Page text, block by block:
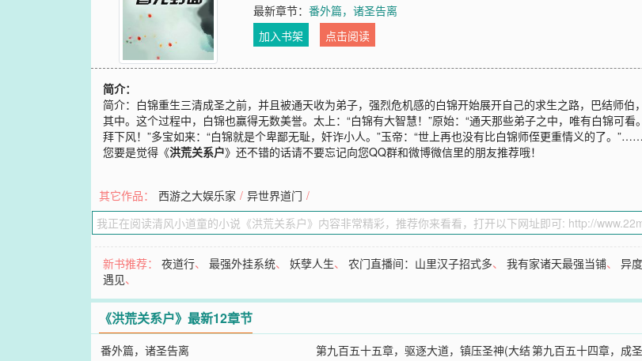
最新章节：番外篇，诸圣告离
加入书架
点击阅读
简介：
简介：白锦重生三清成圣之前，并且被通天收为弟子，强烈危机感的白锦开始展开自己的求生之路，巴结师
其中。这个过程中，白锦也赢得无数美誉。太上：“白锦有大智慧！”原始：“通天那些弟子之中，唯有白锦可
拜下风！”多宝如来：“白锦就是个卑鄙无耻，奸诈小人。”玉帝：“世上再也没有比白锦师侄更重情义的了。
您要是觉得《洪荒关系户》还不错的话请不要忘记向您QQ群和微博微信里的朋友推荐哦！
其它作品： 西游之大娱乐家 / 异世界道门 /
新书推荐：夜道行、最强外挂系统、妖孽人生、农门直播间：山里汉子招式多、我有家诸天最强当铺、异
遇见、
《洪荒关系户》最新12章节
番外篇，诸圣告离
第九百五十五章，驱逐大道，镇压圣神(大结第九百五十四章，成